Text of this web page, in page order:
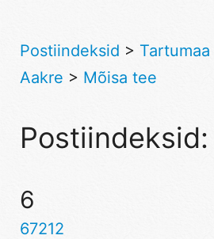
Postiindeksid > Tartumaa
Aakre > Mõisa tee
Postiindeksid:
6
67212